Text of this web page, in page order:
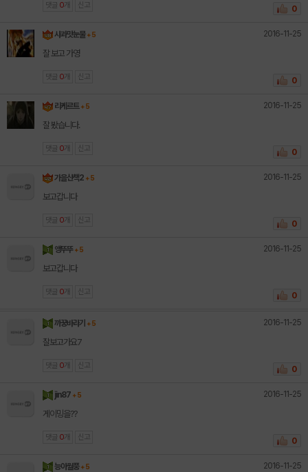
댓글 0 개 신고 0
사과맛눈물 + 5 2016-11-25
잘 보고 가영
댓글 0 개 신고 0
리케르트 + 5 2016-11-25
잘 봤습니다.
댓글 0 개 신고 0
가을산책2 + 5 2016-11-25
보고갑니다
댓글 0 개 신고 0
앵뚜뚜 + 5 2016-11-25
보고갑니다
댓글 0 개 신고 0
까꿍바라기 + 5 2016-11-25
잘보고가요7
댓글 0 개 신고 0
jin87 + 5 2016-11-25
게이밍을??
댓글 0 개 신고 0
능아월풍 + 5 2016-11-25